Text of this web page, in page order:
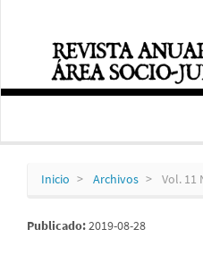
Contenido
principal
Barra
lateral
Inicio Archivos Vol. 11
Publicado:2019-08-28